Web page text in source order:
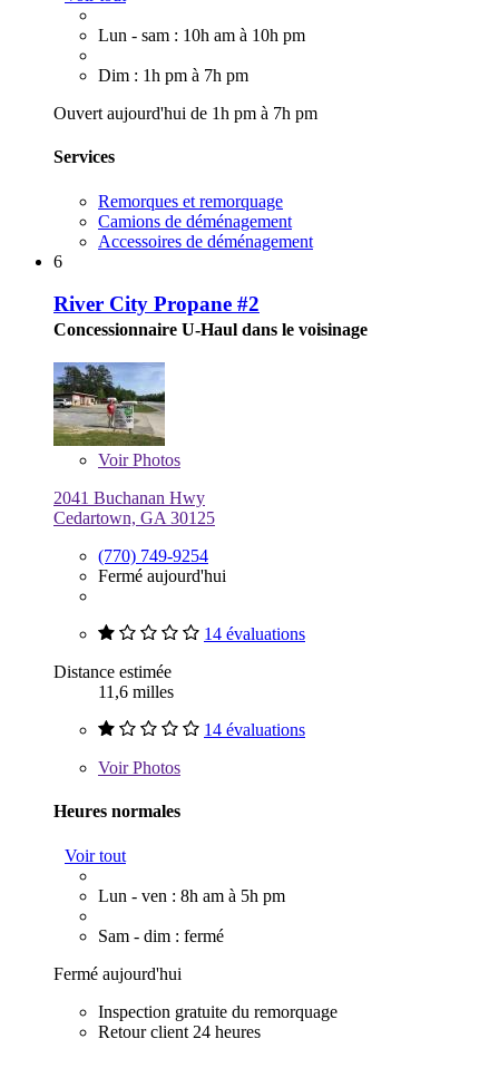
Lun - sam : 10h am à 10h pm
Dim : 1h pm à 7h pm
Ouvert aujourd'hui de 1h pm à 7h pm
Services
Remorques et remorquage
Camions de déménagement
Accessoires de déménagement
6
River City Propane #2
Concessionnaire U-Haul dans le voisinage
VoirPhotos
2041 Buchanan Hwy
Cedartown, GA 30125
(770) 749-9254
Fermé aujourd'hui
14 évaluations
Distance estimée
11,6 milles
14 évaluations
VoirPhotos
Heures normales
Voir tout
Lun - ven : 8h am à 5h pm
Sam - dim : fermé
Fermé aujourd'hui
Inspection gratuite du remorquage
Retour client 24 heures